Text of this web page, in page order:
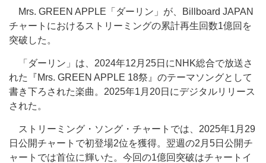
Mrs. GREEN APPLE「ダーリン」が、Billboard JAPAN
チャートにおけるストリーミングの累計再生回数1億回を
突破した。
「ダーリン」は、2024年12月25日にNHK総合で放送さ
れた『Mrs. GREEN APPLE 18祭』のテーマソングとして
書き下ろされた楽曲。2025年1月20日にデジタルリリース
された。
ストリーミング・ソング・チャートでは、2025年1月29
日公開チャートで初登場2位を獲得。翌週の2月5日公開チ
ャートでは首位に輝いた。今回の1億回突破はチャートイ